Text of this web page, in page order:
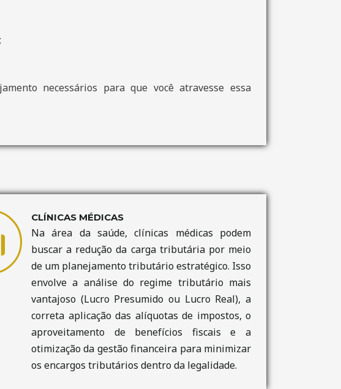
necessários para que você atravesse essa
CLÍNICAS MÉDICAS
Na área da saúde, clínicas médicas podem
buscar a redução da carga tributária por meio
de um planejamento tributário estratégico. Isso
envolve a análise do regime tributário mais
vantajoso (Lucro Presumido ou Lucro Real), a
correta aplicação das alíquotas de impostos, o
aproveitamento de benefícios fiscais e a
otimização da gestão financeira para minimizar
os encargos tributários dentro da legalidade.